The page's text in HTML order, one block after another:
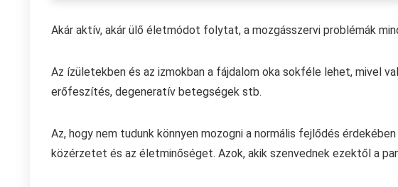
Akár aktív, akár ülő életmódot folytat, a mozgásszervi problémák
Az ízületekben és az izmokban a fájdalom oka sokféle lehet, mivel
erőfeszítés, degeneratív betegségek stb.
Az, hogy nem tudunk könnyen mozogni a normális fejlődés
közérzetet és az életminőséget. Azok, akik szenvednek ezektől a